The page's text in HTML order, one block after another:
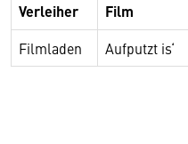
Verleiher Film
Filmladen Aufputzt is‘